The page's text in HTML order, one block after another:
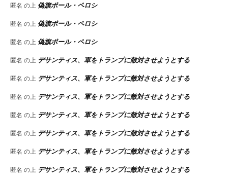
匿名 の上 偽旗ポール・ペロシ
匿名 の上 偽旗ポール・ペロシ
匿名 の上 偽旗ポール・ペロシ
匿名 の上 デサンティス、軍をトランプに敵対させようとする
匿名 の上 デサンティス、軍をトランプに敵対させようとする
匿名 の上 デサンティス、軍をトランプに敵対させようとする
匿名 の上 デサンティス、軍をトランプに敵対させようとする
匿名 の上 デサンティス、軍をトランプに敵対させようとする
匿名 の上 デサンティス、軍をトランプに敵対させようとする
匿名 の上 デサンティス、軍をトランプに敵対させようとする